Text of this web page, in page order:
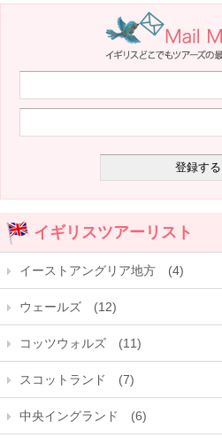
イギリスツアーリスト
イーストアングリア地方 (4)
ウェールズ (12)
コッツウォルズ (11)
スコットランド (7)
中央イングランド (6)